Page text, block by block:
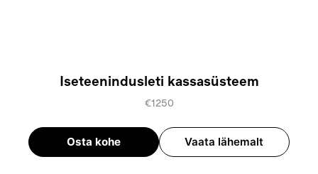
Iseteenindusleti kassasüsteem
€1250
Osta kohe Vaata lähemalt